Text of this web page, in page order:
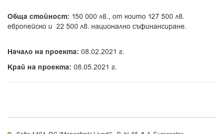
Обща стойност: 150 000 лв., от които 127 500 лв.
европейско и 22 500 лв. национално съфинансиране.
Начало на проекта: 08.02.2021 г.
Край на проекта: 08.05.2021 г.